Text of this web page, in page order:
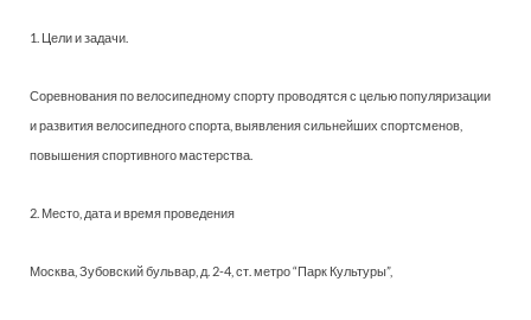
1. Цели и задачи.
Соревнования по велосипедному спорту проводятся с целью популяризации
и развития велосипедного спорта, выявления сильнейших спортсменов,
повышения спортивного мастерства.
2. Место, дата и время проведения
Москва, Зубовский бульвар, д. 2-4, ст. метро “Парк Культуры”,